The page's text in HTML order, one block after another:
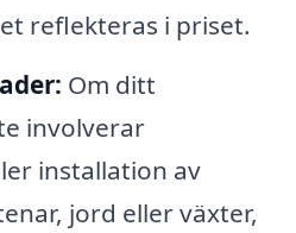
reflekteras i priset.
Om ditt
involverar
installation av
jord eller växter,